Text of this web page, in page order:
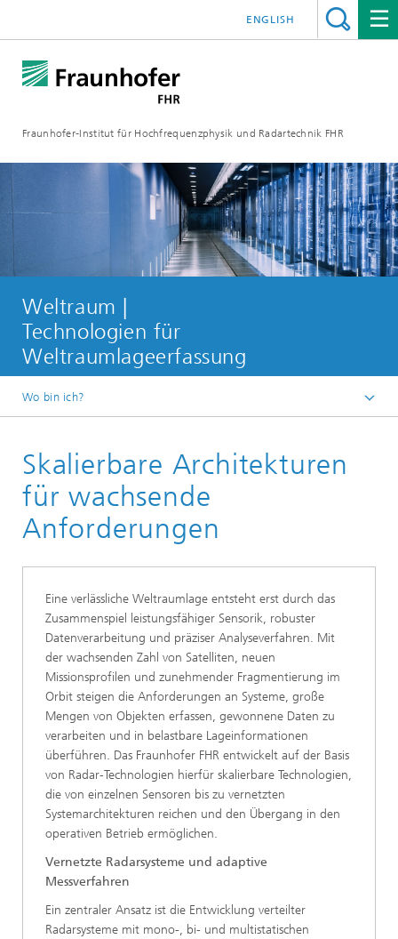
Fraunhofer-Institut für Hochfrequenzphysik und Radartechnik FHR
ENGLISH
Weltraum |
Technologien für
Weltraumlageerfassung
Wo bin ich?
Skalierbare Architekturen
für wachsende
Anforderungen
Eine verlässliche Weltraumlage entsteht erst durch das
Zusammenspiel leistungsfähiger Sensorik, robuster
Datenverarbeitung und präziser Analyseverfahren. Mit
der wachsenden Zahl von Satelliten, neuen
Missionsprofilen und zunehmender Fragmentierung im
Orbit steigen die Anforderungen an Systeme, große
Mengen von Objekten erfassen, gewonnene Daten zu
verarbeiten und in belastbare Lageinformationen
überführen. Das Fraunhofer FHR entwickelt auf der Basis
von Radar-Technologien hierfür skalierbare Technologien,
die von einzelnen Sensoren bis zu vernetzten
Systemarchitekturen reichen und den Übergang in den
operativen Betrieb ermöglichen.
Vernetzte Radarsysteme und adaptive
Messverfahren
Ein zentraler Ansatz ist die Entwicklung verteilter
Radarsysteme mit mono-, bi- und multistatischen